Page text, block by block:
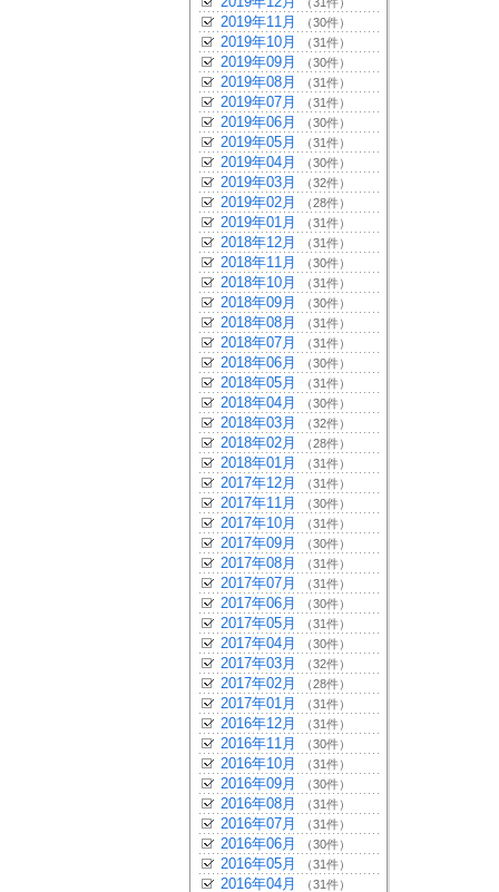
2019年11月 （30件）
2019年10月 （31件）
2019年09月 （30件）
2019年08月 （31件）
2019年07月 （31件）
2019年06月 （30件）
2019年05月 （31件）
2019年04月 （30件）
2019年03月 （32件）
2019年02月 （28件）
2019年01月 （31件）
2018年12月 （31件）
2018年11月 （30件）
2018年10月 （31件）
2018年09月 （30件）
2018年08月 （31件）
2018年07月 （31件）
2018年06月 （30件）
2018年05月 （31件）
2018年04月 （30件）
2018年03月 （32件）
2018年02月 （28件）
2018年01月 （31件）
2017年12月 （31件）
2017年11月 （30件）
2017年10月 （31件）
2017年09月 （30件）
2017年08月 （31件）
2017年07月 （31件）
2017年06月 （30件）
2017年05月 （31件）
2017年04月 （30件）
2017年03月 （32件）
2017年02月 （28件）
2017年01月 （31件）
2016年12月 （31件）
2016年11月 （30件）
2016年10月 （31件）
2016年09月 （30件）
2016年08月 （31件）
2016年07月 （31件）
2016年06月 （30件）
2016年05月 （31件）
2016年04月 （31件）